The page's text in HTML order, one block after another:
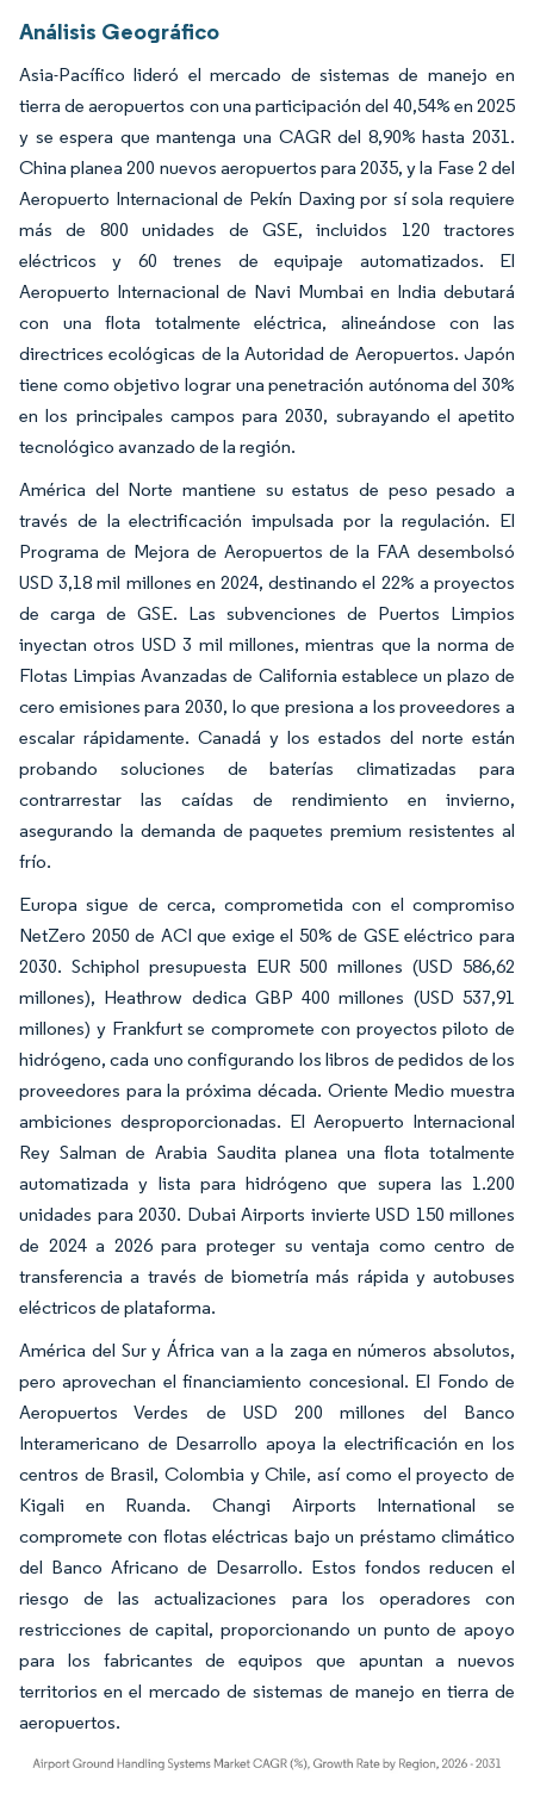
Análisis Geográfico
Asia-Pacífico lideró el mercado de sistemas de manejo en
tierra de aeropuertos con una participación del 40,54% en 2025
y se espera que mantenga una CAGR del 8,90% hasta 2031.
China planea 200 nuevos aeropuertos para 2035, y la Fase 2 del
Aeropuerto Internacional de Pekín Daxing por sí sola requiere
más de 800 unidades de GSE, incluidos 120 tractores
eléctricos y 60 trenes de equipaje automatizados. El
Aeropuerto Internacional de Navi Mumbai en India debutará
con una flota totalmente eléctrica, alineándose con las
directrices ecológicas de la Autoridad de Aeropuertos. Japón
tiene como objetivo lograr una penetración autónoma del 30%
en los principales campos para 2030, subrayando el apetito
tecnológico avanzado de la región.
América del Norte mantiene su estatus de peso pesado a
través de la electrificación impulsada por la regulación. El
Programa de Mejora de Aeropuertos de la FAA desembolsó
USD 3,18 mil millones en 2024, destinando el 22% a proyectos
de carga de GSE. Las subvenciones de Puertos Limpios
inyectan otros USD 3 mil millones, mientras que la norma de
Flotas Limpias Avanzadas de California establece un plazo de
cero emisiones para 2030, lo que presiona a los proveedores a
escalar rápidamente. Canadá y los estados del norte están
probando soluciones de baterías climatizadas para
contrarrestar las caídas de rendimiento en invierno,
asegurando la demanda de paquetes premium resistentes al
frío.
Europa sigue de cerca, comprometida con el compromiso
NetZero 2050 de ACI que exige el 50% de GSE eléctrico para
2030. Schiphol presupuesta EUR 500 millones (USD 586,62
millones), Heathrow dedica GBP 400 millones (USD 537,91
millones) y Frankfurt se compromete con proyectos piloto de
hidrógeno, cada uno configurando los libros de pedidos de los
proveedores para la próxima década. Oriente Medio muestra
ambiciones desproporcionadas. El Aeropuerto Internacional
Rey Salman de Arabia Saudita planea una flota totalmente
automatizada y lista para hidrógeno que supera las 1.200
unidades para 2030. Dubai Airports invierte USD 150 millones
de 2024 a 2026 para proteger su ventaja como centro de
transferencia a través de biometría más rápida y autobuses
eléctricos de plataforma.
América del Sur y África van a la zaga en números absolutos,
pero aprovechan el financiamiento concesional. El Fondo de
Aeropuertos Verdes de USD 200 millones del Banco
Interamericano de Desarrollo apoya la electrificación en los
centros de Brasil, Colombia y Chile, así como el proyecto de
Kigali en Ruanda. Changi Airports International se
compromete con flotas eléctricas bajo un préstamo climático
del Banco Africano de Desarrollo. Estos fondos reducen el
riesgo de las actualizaciones para los operadores con
restricciones de capital, proporcionando un punto de apoyo
para los fabricantes de equipos que apuntan a nuevos
territorios en el mercado de sistemas de manejo en tierra de
aeropuertos.